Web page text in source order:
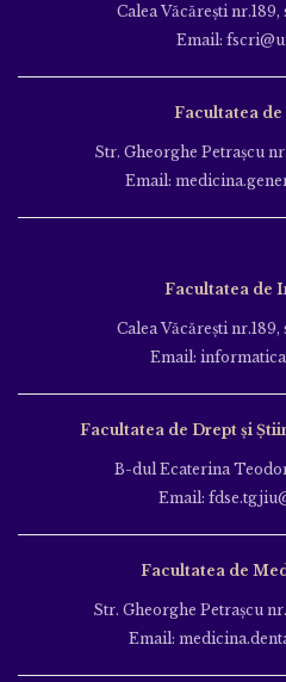
Calea Văcăreşti
Email:
Facultatea
Str. Gheorghe Petraşcu
Email:
Facultatea de
Calea Văcăreşti
Email:
Facultatea de Drept și
B-dul Ecaterina
Email:
Facultatea de
Str. Gheorghe Petraşcu
Email: